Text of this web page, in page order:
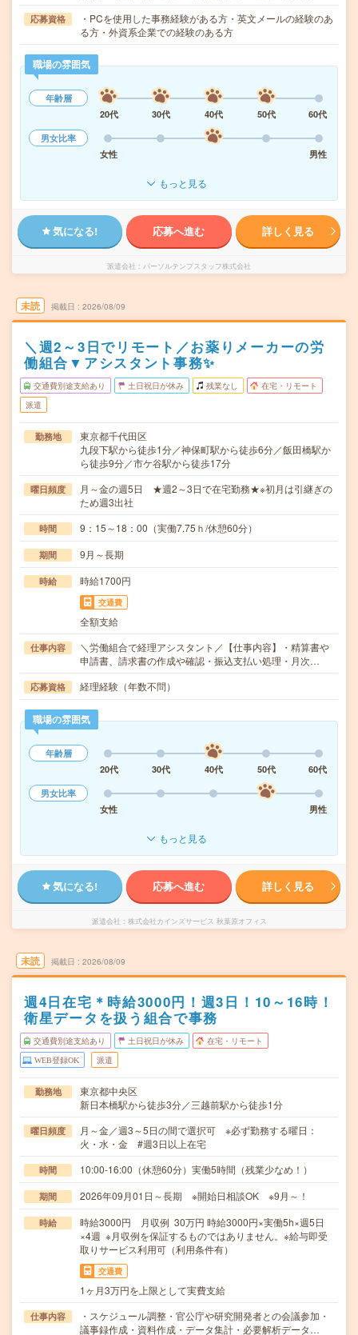
応募資格
・PCを使用した事務経験がある方・英文メールの経験のあ
る方・外資系企業での経験のある方
職場の雰囲気
年齢層
20代
30代 40代 50代
60代
男女比率
女性
男性
もっと見る
気になる! 応募へ進む 詳しく見る
派遣会社 パーソルテンプスタッフ株式会社
未読 掲載日 2026/08/09
＼週2～3日でリモート／お薬りメーカーの労
働組合▼アシスタント事務✨
交通費別途支給あり 土日祝日が休み 残業なし 在宅・リモート
派遣
勤務地
東京都千代田区
九段下駅から徒歩1分／神保町駅から徒歩6分／飯田橋駅か
ら徒歩9分／市ケ谷駅から徒歩17分
曜日頻度
月～金の週5日 ★週2～3日で在宅勤務★※初月は引継ぎの
ため週3出社
時間 9：15～18：00（実働7.75ｈ/休憩60分）
期間 9月～長期
時給 時給1700円
交通費
全額支給
仕事内容
＼労働組合で経理アシスタント／【仕事内容】・精算書や
申請書、請求書の作成や確認・振込支払い処理・月次…
応募資格 経理経験（年数不問）
職場の雰囲気
年齢層
20代
30代 40代 50代
60代
男女比率
女性
男性
もっと見る
気になる! 応募へ進む 詳しく見る
派遣会社 株式会社カインズサービス 秋葉原オフィス
未読 掲載日 2026/08/09
週4日在宅＊時給3000円！週3日！10～16時！
衛星データを扱う組合で事務
交通費別途支給あり 土日祝日が休み 在宅・リモート
WEB登録OK 派遣
勤務地
東京都中央区
新日本橋駅から徒歩3分／三越前駅から徒歩1分
曜日頻度
月～金／週3～5日の間で選択可 ※必ず勤務する曜日：
火・水・金 #週3日以上在宅
時間 10:00-16:00（休憩60分）実働5時間（残業少なめ！）
期間 2026年09月01日～長期 ※開始日相談OK ※9月～！
時給
時給3000円 月収例 30万円 時給3000円×実働5h×週5日
×4週 ※月収例を保証するものではありません。※給与即受
取りサービス利用可（利用条件有）
交通費
1ヶ月3万円を上限として実費支給
仕事内容
・スケジュール調整・官公庁や研究開発者との会議参加・
議事録作成・資料作成・データ集計・必要解析データ…